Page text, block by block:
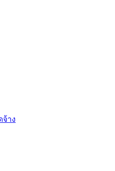
จ้าง